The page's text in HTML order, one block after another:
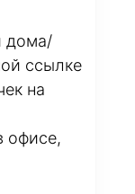
дома/
ссылке
на
офисе,